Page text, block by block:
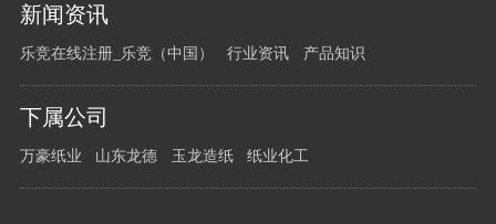
新闻资讯
乐竞在线注册_乐竞（中国） 行业资讯 产品知识
下属公司
万豪纸业 山东龙德 玉龙造纸 纸业化工